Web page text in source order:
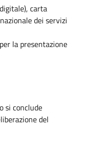
carta
dei servizi
la presentazione
si conclude
del